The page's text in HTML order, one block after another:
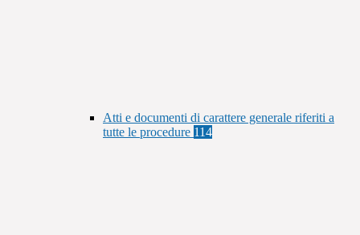
Atti e documenti di carattere generale riferiti a
tutte le procedure 114